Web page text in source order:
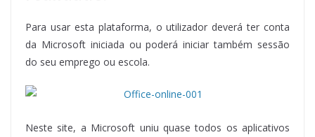
Para usar esta plataforma, o utilizador deverá ter conta
da Microsoft iniciada ou poderá iniciar também sessão
do seu emprego ou escola.
Neste site, a Microsoft uniu quase todos os aplicativos